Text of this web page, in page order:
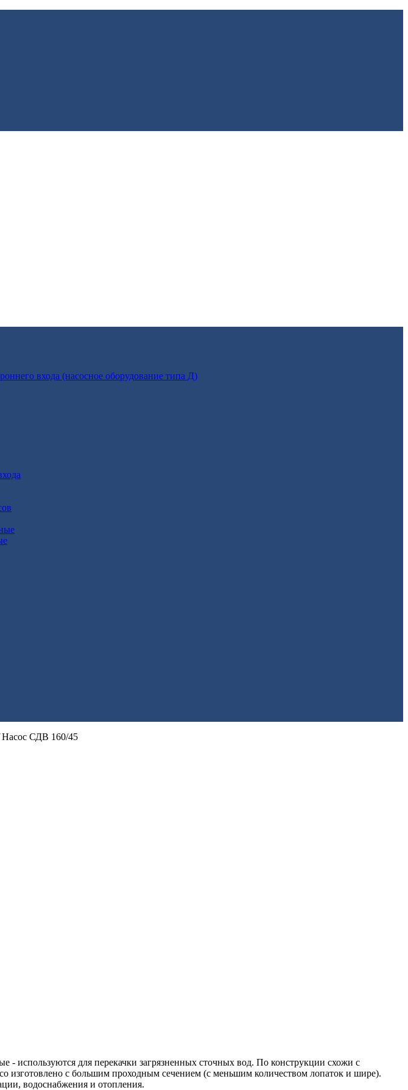
входа (насосное оборудование типа Д)
Насос СДВ 160/45
используются для перекачки загрязненных сточных вод. По конструкции схожи с
изготовлено с большим проходным сечением (с меньшим количеством лопаток и шире).
водоснабжения и отопления.